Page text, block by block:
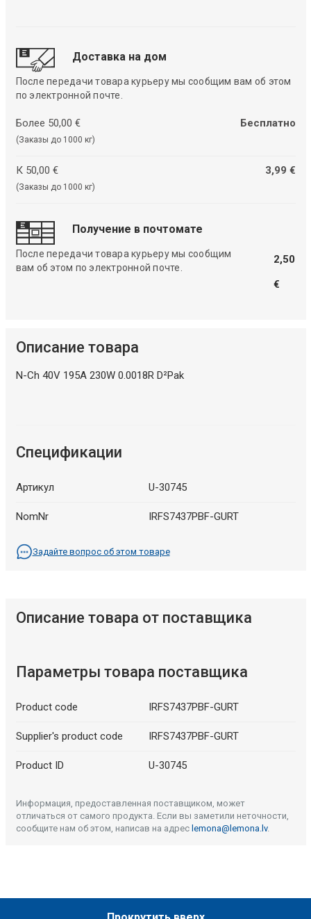
Доставка на дом
После передачи товара курьеру мы сообщим вам об этом
по электронной почте.
Более 50,00 €
(Заказы до 1000 кг)
Бесплатно
К 50,00 €
(Заказы до 1000 кг)
3,99 €
Получение в почтомате
После передачи товара курьеру мы сообщим
вам об этом по электронной почте.
2,50
€
Описание товара
N-Ch 40V 195A 230W 0.0018R D²Pak
Спецификации
Артикул U-30745
NomNr IRFS7437PBF-GURT
Задайте вопрос об этом товаре
Описание товара от поставщика
Параметры товара поставщика
Product code IRFS7437PBF-GURT
Supplier's product code IRFS7437PBF-GURT
Product ID U-30745
Информация, предоставленная поставщиком, может
отличаться от самого продукта. Если вы заметили неточности,
сообщите нам об этом, написав на адрес lemona@lemona.lv.